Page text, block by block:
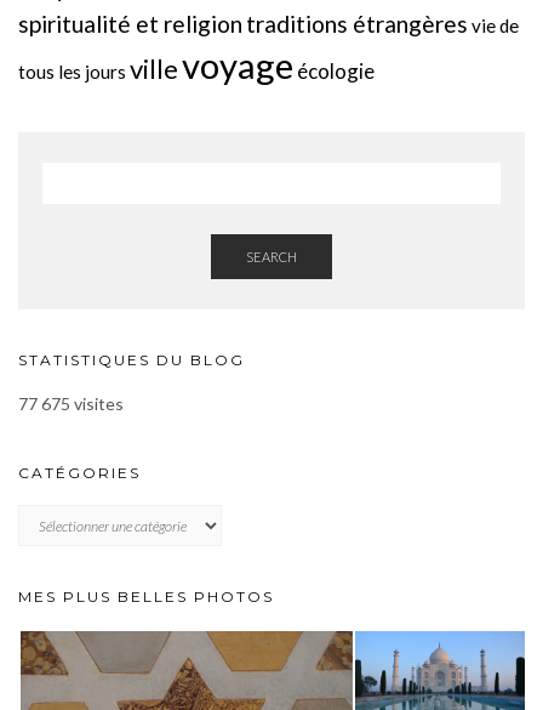
spiritualité et religion traditions étrangères vie de
tous les jours villevoyage écologie
SEARCH
STATISTIQUES DU BLOG
77 675 visites
CATÉGORIES
MES PLUS BELLES PHOTOS